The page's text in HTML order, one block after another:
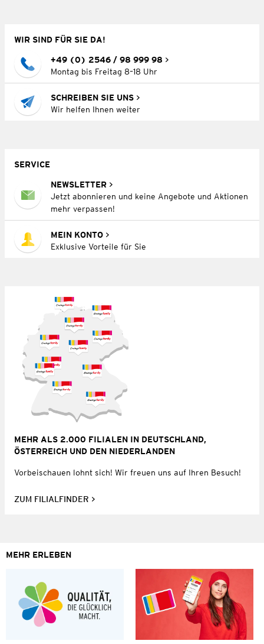
WIR SIND FÜR SIE DA!
+49 (0) 2546 / 98 999 98
Montag bis Freitag 8–18 Uhr
SCHREIBEN SIE UNS
Wir helfen Ihnen weiter
SERVICE
NEWSLETTER
Jetzt abonnieren und keine Angebote und Aktionen
mehr verpassen!
MEIN KONTO
Exklusive Vorteile für Sie
MEHR ALS 2.000 FILIALEN IN DEUTSCHLAND,
ÖSTERREICH UND DEN NIEDERLANDEN
Vorbeischauen lohnt sich! Wir freuen uns auf Ihren Besuch!
ZUM FILIALFINDER
MEHR ERLEBEN